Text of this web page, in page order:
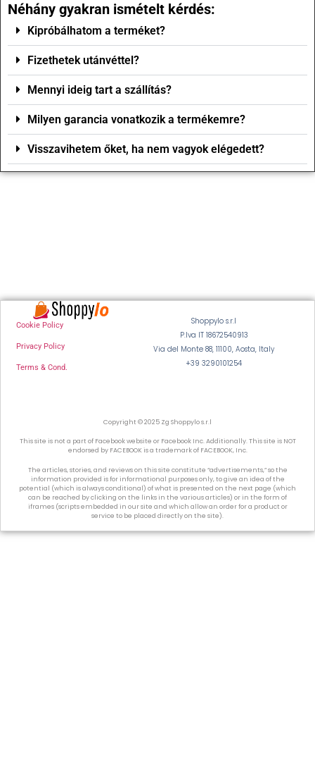
Néhány gyakran ismételt kérdés:
Kipróbálhatom a terméket?
Fizethetek utánvéttel?
Mennyi ideig tart a szállítás?
Milyen garancia vonatkozik a termékemre?
Visszavihetem őket, ha nem vagyok elégedett?
Cookie Policy
Privacy Policy
Terms & Cond.
Shoppylo s.r.l
P.Iva IT 18672540913
Via del Monte 88, 11100, Aosta, Italy
+39 3290101254
Copyright © 2025 Zg Shoppylo s.r.l
This site is not a part of Facebook website or Facebook Inc. Additionally. This site is NOT
endorsed by FACEBOOK is a trademark of FACEBOOK, Inc.
The articles, stories, and reviews on this site constitute “advertisements,” so the
information provided is for informational purposes only, to give an idea of the
potential (which is always conditional) of what is presented on the next page (which
can be reached by clicking on the links in the various articles) or in the form of
iframes (scripts embedded in our site and which allow an order for a product or
service to be placed directly on the site).